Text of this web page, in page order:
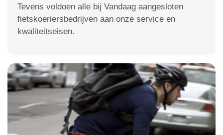
Tevens voldoen alle bij Vandaag aangesloten
fietskoeriersbedrijven aan onze service en
kwaliteitseisen.